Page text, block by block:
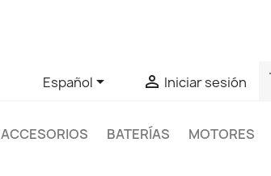
Español  Iniciar sesión
ACCESORIOS BATERÍAS MOTORES